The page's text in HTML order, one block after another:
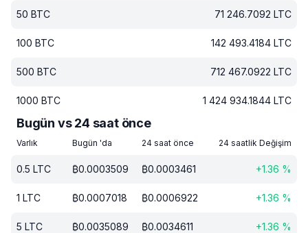
50 BTC 71 246.7092 LTC
100 BTC 142 493.4184 LTC
500 BTC 712 467.0922 LTC
1000 BTC 1 424 934.1844 LTC
Bugün vs 24 saat önce
Varlık Bugün 'da 24 saat önce 24 saatlik Değişim
0.5 LTC ₿0.0003509 ₿0.0003461 +1.36 %
1 LTC ₿0.0007018 ₿0.0006922 +1.36 %
5 LTC ₿0.0035089 ₿0.0034611 +1.36 %